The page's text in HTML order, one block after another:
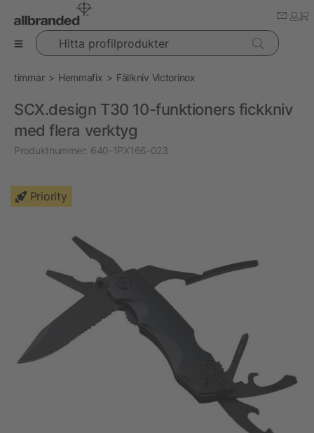
Hitta profilprodukter
timmar Hemmafix Fällkniv Victorinox
SCX.design T30 10-funktioners fickkniv
med flera verktyg
Produktnummer: 640-1PX166-023
Priority